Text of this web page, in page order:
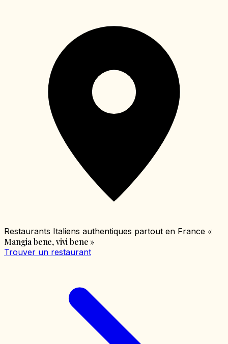
Restaurants Italiens authentiques partout en France «
Mangia bene, vivi bene »
Trouver un restaurant